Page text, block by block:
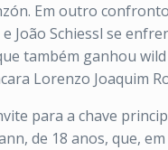
Em outro
João Schiessl se
também ganhou
Lorenzo Joaquim
para a chave
de 18 anos, que,